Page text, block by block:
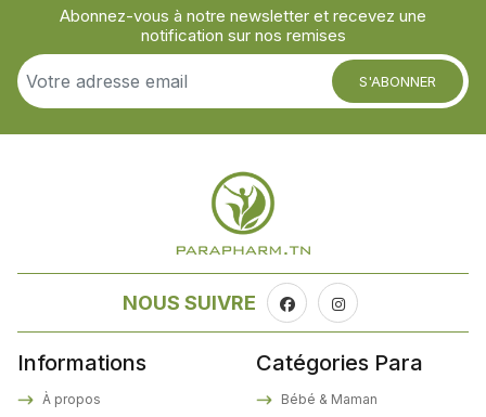
Abonnez-vous à notre newsletter et recevez une
notification sur nos remises
S'ABONNER
NOUS SUIVRE
Informations
À propos
Catégories Para
Bébé & Maman